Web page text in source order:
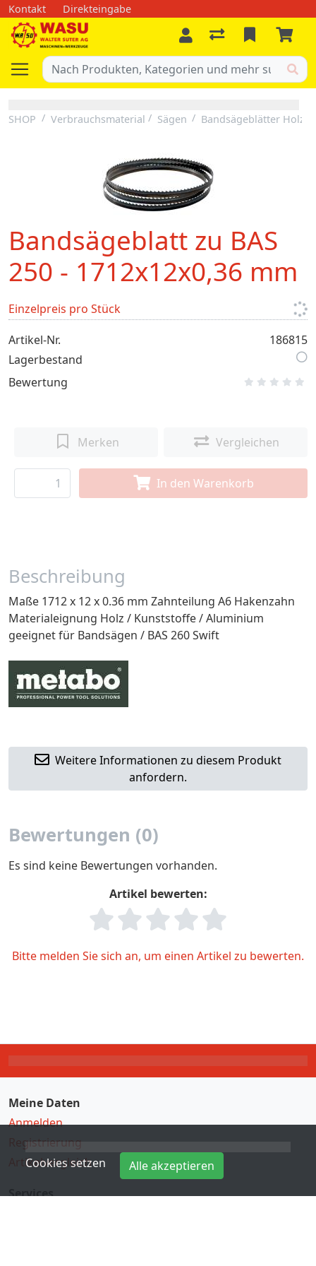
Kontakt Direkteingabe
SHOP Verbrauchsmaterial Sägen Bandsägeblätter Holz
Bandsägeblatt zu BAS
250 - 1712x12x0,36 mm
Einzelpreis pro Stück
Artikel-Nr.
186815
Lagerbestand
Bewertung
Merken Vergleichen
In den Warenkorb
Beschreibung
Maße 1712 x 12 x 0.36 mm Zahnteilung A6 Hakenzahn
Materialeignung Holz / Kunststoffe / Aluminium
geeignet für Bandsägen / BAS 260 Swift
Weitere Informationen zu diesem Produkt
anfordern.
Bewertungen (0)
Es sind keine Bewertungen vorhanden.
Artikel bewerten:
Bitte melden Sie sich an, um einen Artikel zu bewerten.
Meine Daten
Anmelden
Registrierung
Artikelvergleich
Services
Cookies setzen Alle akzeptieren